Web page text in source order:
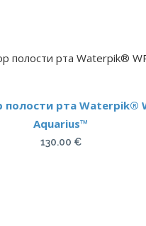
полости рта Waterpik®
Aquarius™
130.00 €